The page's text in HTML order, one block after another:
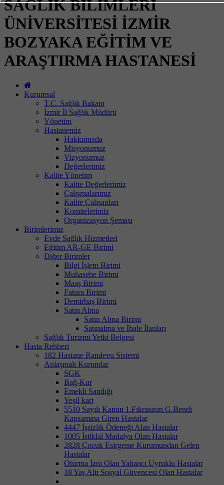
SAĞLIK BİLİMLERİ
ÜNİVERSİTESİ İZMİR
BOZYAKA EĞİTİM VE
ARAŞTIRMA HASTANESİ
Kurumsal
T.C. Sağlık Bakanı
İzmir İl Sağlık Müdürü
Yönetim
Hastanemiz
Hakkımızda
Misyonumuz
Vizyonumuz
Değerlerimiz
Kalite Yönetim
Kalite Değerlerimiz
Çalışmalarımız
Kalite Çalışanları
Komitelerimiz
Organizasyon Şeması
Birimlerimiz
Evde Sağlık Hizmetleri
Eğitim AR-GE Birimi
Diğer Birimler
Bilgi İşlem Birimi
Muhasebe Birimi
Maaş Birimi
Fatura Birimi
Demirbaş Birimi
Satın Alma
Satın Alma Birimi
Satınalma ve İhale İlanları
Sağlık Turizmi Yetki Belgesi
Hasta Rehberi
182 Hastane Randevu Sistemi
Anlaşmalı Kurumlar
SGK
Bağ-Kur
Emekli Sandığı
Yeşil kart
5510 Sayılı Kanun 1.Fıkrasının G.Bendi
Kapsamına Giren Hastalar
4447 İşsizlik Ödeneği Alan Hastalar
1005 İstiklal Madalya Olan Hastalar
2828 Çocuk Esirgeme Kurumundan Gelen
Hastalar
Oturma İzni Olan Yabancı Uyruklu Hastalar
18 Yaş Altı Sosyal Güvencesi Olan Hastalar